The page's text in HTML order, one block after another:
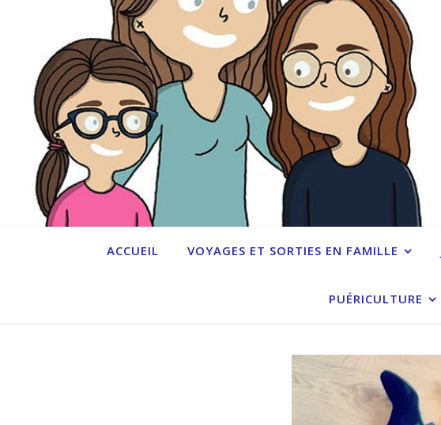
ACCUEIL VOYAGES ET SORTIES EN FAMILLE
PUÉRICULTURE